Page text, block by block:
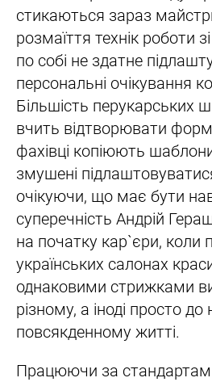
стикаються зараз
розмаїття технік роботи
по собі не здатне
персональні очікування
Більшість перукарських
вчить відтворювати
фахівці копіюють
змушені
очікуючи, що має бути
суперечність Андрій
на початку кар`єри, коли
українських салонах
однаковими стрижками
різному, а іноді просто до
повсякденному житті.
Працюючи за